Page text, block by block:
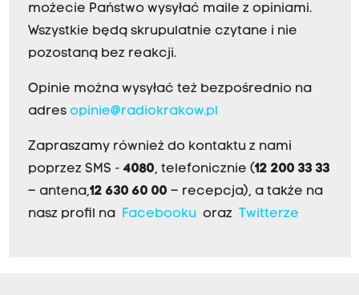
możecie Państwo wysyłać maile z opiniami.
Wszystkie będą skrupulatnie czytane i nie
pozostaną bez reakcji.
Opinie można wysyłać też bezpośrednio na
adres opinie@radiokrakow.pl
Zapraszamy również do kontaktu z nami
poprzez SMS - 4080, telefonicznie (12 200 33 33
– antena,12 630 60 00 – recepcja), a także na
nasz profil na Facebookuoraz Twitterze